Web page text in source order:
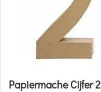
Papiermache Cijfer 2